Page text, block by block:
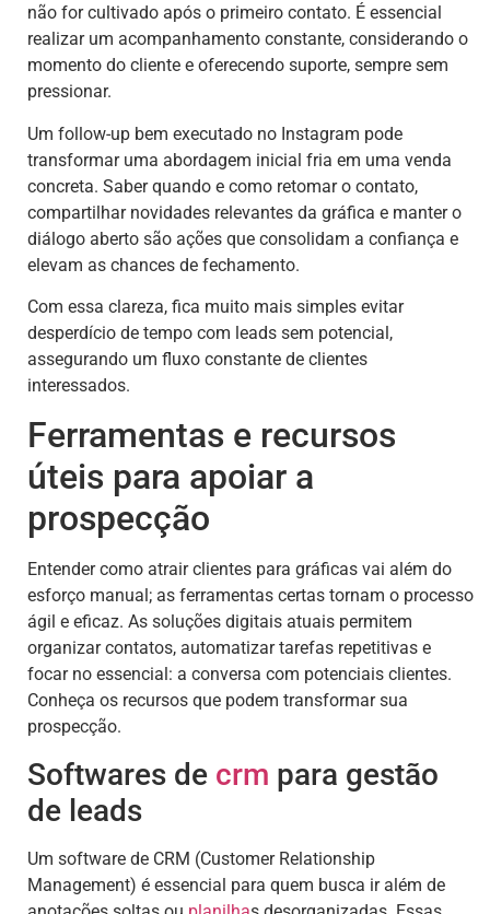
não for cultivado após o primeiro contato. É essencial
realizar um acompanhamento constante, considerando o
momento do cliente e oferecendo suporte, sempre sem
pressionar.
Um follow-up bem executado no Instagram pode
transformar uma abordagem inicial fria em uma venda
concreta. Saber quando e como retomar o contato,
compartilhar novidades relevantes da gráfica e manter o
diálogo aberto são ações que consolidam a confiança e
elevam as chances de fechamento.
Com essa clareza, fica muito mais simples evitar
desperdício de tempo com leads sem potencial,
assegurando um fluxo constante de clientes
interessados.
Ferramentas e recursos
úteis para apoiar a
prospecção
Entender como atrair clientes para gráficas vai além do
esforço manual; as ferramentas certas tornam o processo
ágil e eficaz. As soluções digitais atuais permitem
organizar contatos, automatizar tarefas repetitivas e
focar no essencial: a conversa com potenciais clientes.
Conheça os recursos que podem transformar sua
prospecção.
Softwares de crm para gestão
de leads
Um software de CRM (Customer Relationship
Management) é essencial para quem busca ir além de